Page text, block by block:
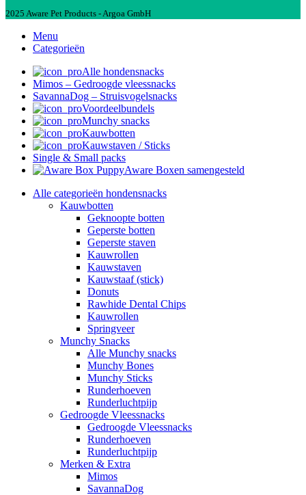
2025 Aware Pet Products - Argoa GmbH
Menu
Categorieën
Alle hondensnacks
Mimos – Gedroogde vleessnacks
SavannaDog – Struisvogelsnacks
Voordeelbundels
Munchy snacks
Kauwbotten
Kauwstaven / Sticks
Single & Small packs
Aware Boxen samengesteld
Alle categorieën hondensnacks
Kauwbotten
Geknoopte botten
Geperste botten
Geperste staven
Kauwrollen
Kauwstaven
Kauwstaaf (stick)
Donuts
Rawhide Dental Chips
Kauwrollen
Springveer
Munchy Snacks
Alle Munchy snacks
Munchy Bones
Munchy Sticks
Runderhoeven
Runderluchtpijp
Gedroogde Vleessnacks
Gedroogde Vleessnacks
Runderhoeven
Runderluchtpijp
Merken & Extra
Mimos
SavannaDog